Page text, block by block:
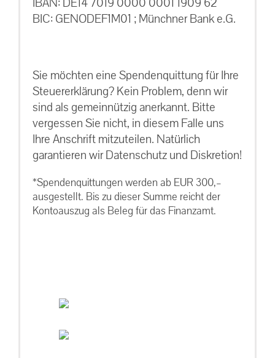
BIC: GENODEF1M01 ; Münchner Bank e.G.
Sie möchten eine Spendenquittung für Ihre
Steuererklärung? Kein Problem, denn wir
sind als gemeinnützig anerkannt. Bitte
vergessen Sie nicht, in diesem Falle uns
Ihre Anschrift mitzuteilen. Natürlich
garantieren wir Datenschutz und Diskretion!
*Spendenquittungen werden ab EUR 300,–
ausgestellt. Bis zu dieser Summe reicht der
Kontoauszug als Beleg für das Finanzamt.